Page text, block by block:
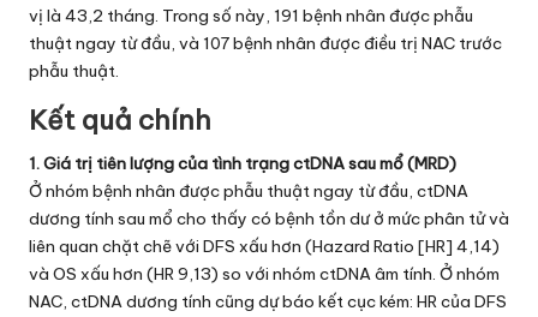
vị là 43,2 tháng. Trong số này, 191 bệnh nhân được phẫu
thuật ngay từ đầu, và 107 bệnh nhân được điều trị NAC trước
phẫu thuật.
Kết quả chính
1. Giá trị tiên lượng của tình trạng ctDNA sau mổ (MRD)
Ở nhóm bệnh nhân được phẫu thuật ngay từ đầu, ctDNA
dương tính sau mổ cho thấy có bệnh tồn dư ở mức phân tử và
liên quan chặt chẽ với DFS xấu hơn (Hazard Ratio [HR] 4,14)
và OS xấu hơn (HR 9,13) so với nhóm ctDNA âm tính. Ở nhóm
NAC, ctDNA dương tính cũng dự báo kết cục kém: HR của DFS